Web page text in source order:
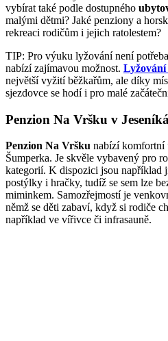
vybírat také podle dostupného
malými dětmi? Jaké penziony a
rekreaci rodičům i jejich ratolestem?
TIP: Pro výuku lyžování není
nabízí zajímavou možnost. Lyžování
největší vyžití běžkařům, ale díky
sjezdovce se hodí i pro malé
Penzion Na Vršku v
Penzion Na Vršku nabízí komfortní
Šumperka. Je skvěle vybavený pro
kategorií. K dispozici jsou
postýlky i hračky, tudíž se sem lze
miminkem. Samozřejmostí je
němž se děti zabaví, když si rodiče
například ve vířivce či infrasauně.